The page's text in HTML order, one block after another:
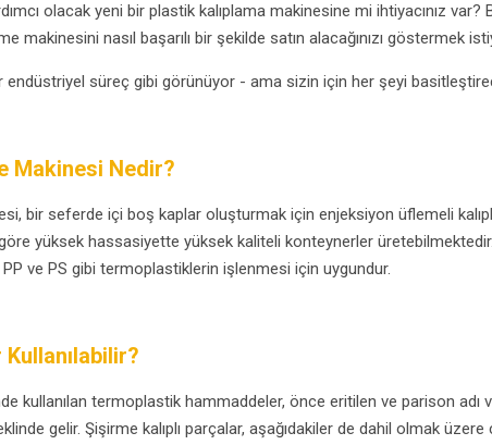
olacak yeni bir plastik kalıplama makinesine mi ihtiyacınız
makinesini nasıl başarılı bir şekilde satın alacağınızı göstermek
endüstriyel süreç gibi görünüyor - ama sizin için her şeyi
Makinesi Nedir?
bir seferde içi boş kaplar oluşturmak için enjeksiyon üflemeli
yüksek hassasiyette yüksek kaliteli konteynerler
ve PS gibi termoplastiklerin işlenmesi için uygundur.
kullanılan termoplastik hammaddeler, önce eritilen ve parison
gelir. Şişirme kalıplı parçalar, aşağıdakiler de dahil olmak